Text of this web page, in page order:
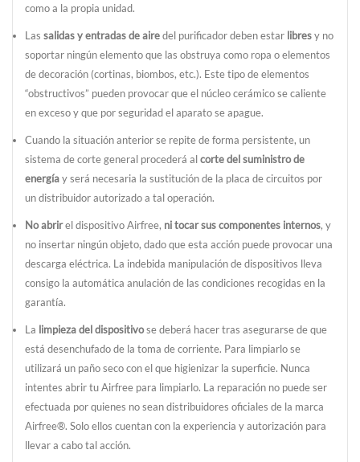
como a la propia unidad.
Las salidas y entradas de airedel purificador deben estar libresy no
soportar ningún elemento que las obstruya como ropa o elementos
de decoración (cortinas, biombos, etc.). Este tipo de elementos
“obstructivos” pueden provocar que el núcleo cerámico se caliente
en exceso y que por seguridad el aparato se apague.
Cuando la situación anterior se repite de forma persistente, un
sistema de corte general procederá alcorte del suministro de
energíay será necesaria la sustitución de la placa de circuitos por
un distribuidor autorizado a tal operación.
No abrirel dispositivo Airfree, ni tocar sus componentes internos, y
no insertar ningún objeto, dado que esta acción puede provocar una
descarga eléctrica. La indebida manipulación de dispositivos lleva
consigo la automática anulación de las condiciones recogidas en la
garantía.
La limpieza del dispositivose deberá hacer tras asegurarse de que
está desenchufado de la toma de corriente. Para limpiarlo se
utilizará un paño seco con el que higienizar la superficie. Nunca
intentes abrir tu Airfree para limpiarlo. La reparación no puede ser
efectuada por quienes no sean distribuidores oficiales de la marca
Airfree®. Solo ellos cuentan con la experiencia y autorización para
llevar a cabo tal acción.